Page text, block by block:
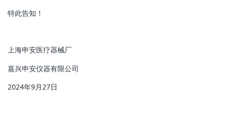
特此告知！
上海申安医疗器械厂
嘉兴申安仪器有限公司
2024年9月27日